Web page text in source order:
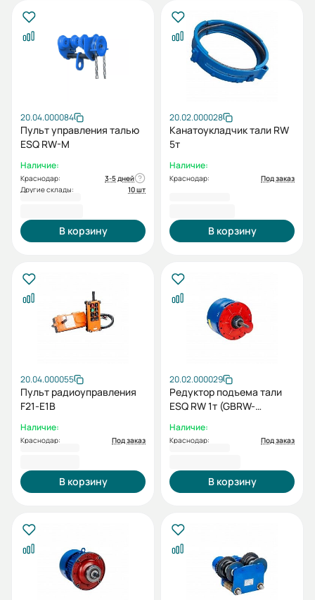
20.04.000084
Пульт управления талью
ESQ RW-M
Наличие:
Краснодар:
3-5 дней
Другие склады:
10 шт
В корзину
20.02.000028
Канатоукладчик тали RW
5т
Наличие:
Краснодар: Под заказ
В корзину
20.04.000055
Пульт радиоуправления
F21-E1B
Наличие:
Краснодар: Под заказ
В корзину
20.02.000029
Редуктор подъема тали
ESQ RW 1т (GBRW-
Наличие:
Краснодар: Под заказ
В корзину